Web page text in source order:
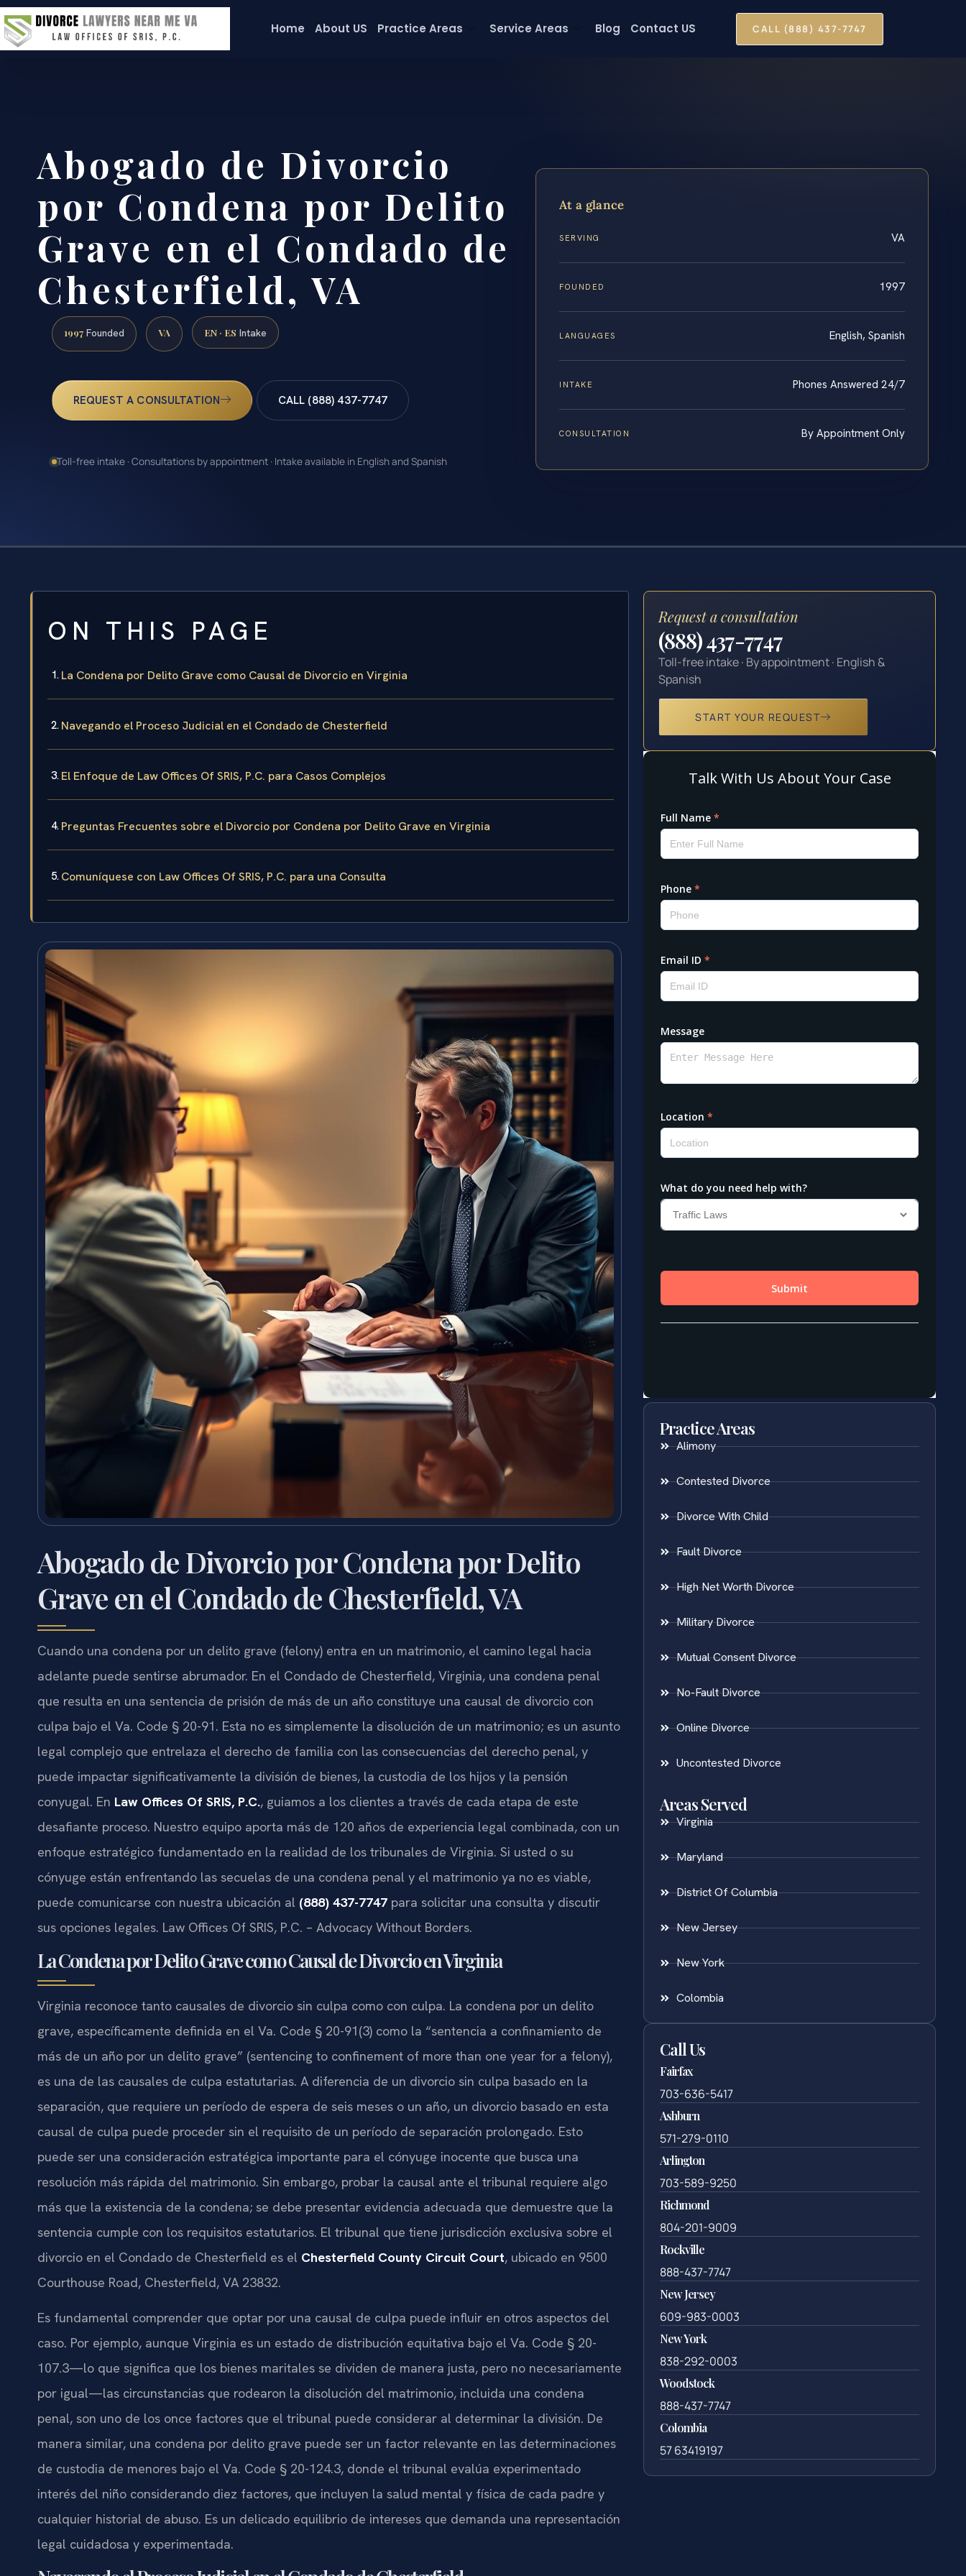
Home About US Practice Areas Service Areas Blog Contact US CALL (888) 437-7747
Abogado de Divorcio
por Condena por Delito
Grave en el Condado de
Chesterfield, VA
1997 Founded VA EN · ES Intake
REQUEST A CONSULTATION CALL (888) 437-7747
Toll-free intake · Consultations by appointment · Intake available in English and Spanish
At a glance
SERVING VA
FOUNDED 1997
LANGUAGES English, Spanish
INTAKE Phones Answered 24/7
CONSULTATION By Appointment Only
ON THIS PAGE
La Condena por Delito Grave como Causal de Divorcio en Virginia
Navegando el Proceso Judicial en el Condado de Chesterfield
El Enfoque de Law Offices Of SRIS, P.C. para Casos Complejos
Preguntas Frecuentes sobre el Divorcio por Condena por Delito Grave en Virginia
Comuníquese con Law Offices Of SRIS, P.C. para una Consulta
Abogado de Divorcio por Condena por Delito
Grave en el Condado de Chesterfield, VA
Cuando una condena por un delito grave (felony) entra en un matrimonio, el camino legal hacia
adelante puede sentirse abrumador. En el Condado de Chesterfield, Virginia, una condena penal
que resulta en una sentencia de prisión de más de un año constituye una causal de divorcio con
culpa bajo el Va. Code § 20-91. Esta no es simplemente la disolución de un matrimonio; es un asunto
legal complejo que entrelaza el derecho de familia con las consecuencias del derecho penal, y
puede impactar significativamente la división de bienes, la custodia de los hijos y la pensión
conyugal. En Law Offices Of SRIS, P.C., guiamos a los clientes a través de cada etapa de este
desafiante proceso. Nuestro equipo aporta más de 120 años de experiencia legal combinada, con un
enfoque estratégico fundamentado en la realidad de los tribunales de Virginia. Si usted o su
cónyuge están enfrentando las secuelas de una condena penal y el matrimonio ya no es viable,
puede comunicarse con nuestra ubicación al (888) 437-7747 para solicitar una consulta y discutir
sus opciones legales. Law Offices Of SRIS, P.C. – Advocacy Without Borders.
La Condena por Delito Grave como Causal de Divorcio en Virginia
Virginia reconoce tanto causales de divorcio sin culpa como con culpa. La condena por un delito
grave, específicamente definida en el Va. Code § 20-91(3) como la “sentencia a confinamiento de
más de un año por un delito grave” (sentencing to confinement of more than one year for a felony),
es una de las causales de culpa estatutarias. A diferencia de un divorcio sin culpa basado en la
separación, que requiere un período de espera de seis meses o un año, un divorcio basado en esta
causal de culpa puede proceder sin el requisito de un período de separación prolongado. Esto
puede ser una consideración estratégica importante para el cónyuge inocente que busca una
resolución más rápida del matrimonio. Sin embargo, probar la causal ante el tribunal requiere algo
más que la existencia de la condena; se debe presentar evidencia adecuada que demuestre que la
sentencia cumple con los requisitos estatutarios. El tribunal que tiene jurisdicción exclusiva sobre el
divorcio en el Condado de Chesterfield es el Chesterfield County Circuit Court, ubicado en 9500
Courthouse Road, Chesterfield, VA 23832.
Es fundamental comprender que optar por una causal de culpa puede influir en otros aspectos del
caso. Por ejemplo, aunque Virginia es un estado de distribución equitativa bajo el Va. Code § 20-
107.3—lo que significa que los bienes maritales se dividen de manera justa, pero no necesariamente
por igual—las circunstancias que rodearon la disolución del matrimonio, incluida una condena
penal, son uno de los once factores que el tribunal puede considerar al determinar la división. De
manera similar, una condena por delito grave puede ser un factor relevante en las determinaciones
de custodia de menores bajo el Va. Code § 20-124.3, donde el tribunal evalúa experimentado
interés del niño considerando diez factores, que incluyen la salud mental y física de cada padre y
cualquier historial de abuso. Es un delicado equilibrio de intereses que demanda una representación
legal cuidadosa y experimentada.
Request a consultation
(888) 437-7747
Toll-free intake · By appointment · English &
Spanish
START YOUR REQUEST
Practice Areas
Alimony
Contested Divorce
Divorce With Child
Fault Divorce
High Net Worth Divorce
Military Divorce
Mutual Consent Divorce
No-Fault Divorce
Online Divorce
Uncontested Divorce
Areas Served
Virginia
Maryland
District Of Columbia
New Jersey
New York
Colombia
Call Us
Fairfax
703-636-5417
Ashburn
571-279-0110
Arlington
703-589-9250
Richmond
804-201-9009
Rockville
888-437-7747
New Jersey
609-983-0003
New York
838-292-0003
Woodstock
888-437-7747
Colombia
57 63419197